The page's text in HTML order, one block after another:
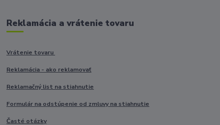
Reklamácia a vrátenie tovaru
Vrátenie tovaru
Reklamácia - ako reklamovať
Reklamačný list na stiahnutie
Formulár na odstúpenie od zmluvy na stiahnutie
Časté otázky